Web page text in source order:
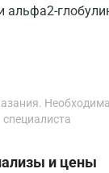
альфа2-
специалиста
и цены